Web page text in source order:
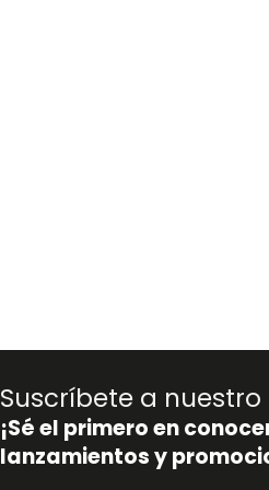
Suscríbete a
¡Sé el primero en
lanzamientos y